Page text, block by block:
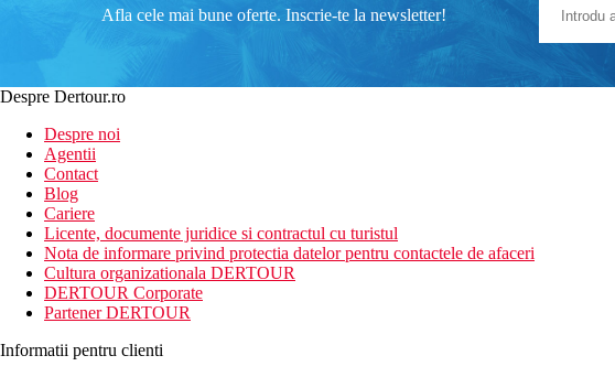
Afla cele mai bune oferte. Inscrie-te la newsletter!
Despre Dertour.ro
Despre noi
Agentii
Contact
Blog
Cariere
Licente, documente juridice si contractul cu turistul
Nota de informare privind protectia datelor pentru contactele de afaceri
Cultura organizationala DERTOUR
DERTOUR Corporate
Partener DERTOUR
Informatii pentru clienti